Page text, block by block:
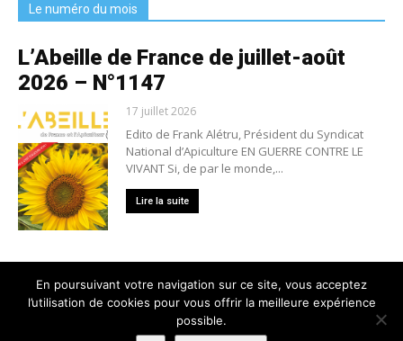
Le numéro du mois
L’Abeille de France de juillet-août
2026 – N°1147
17 juillet 2026
Edito de Frank Alétru, Président du Syndicat
National d’Apiculture EN GUERRE CONTRE LE
VIVANT Si, de par le monde,...
Lire la suite
Nous contacter
Conditions générales de vente
Politique de confidentialité
En poursuivant votre navigation sur ce site, vous acceptez
l’utilisation de cookies pour vous offrir la meilleure expérience
possible.